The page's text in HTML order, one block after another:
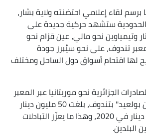
لقاء إعلامي احتضنته ولاية بشار،
ستشهد حركية جديدة على
نحو مالي، عين قزام نحو
معبر تندوف، على نحو سيُبرز جودة
لها اقتحام أسواق دول الساحل ومختلف
الجزائرية نحو موريتانيا عبر المعبر
الحدودي "مصطفى بن بولعيد'' بتندوف، بلغت 50 مليون دينار
سنة 2019 ونحو مليار دينار في 2020، وهذا ما يعزّز التبادلات